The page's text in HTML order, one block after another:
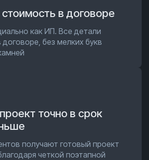
в договоре
как ИП. Все детали
без мелких букв
точно в срок
получают готовый проект
четкой поэтапной